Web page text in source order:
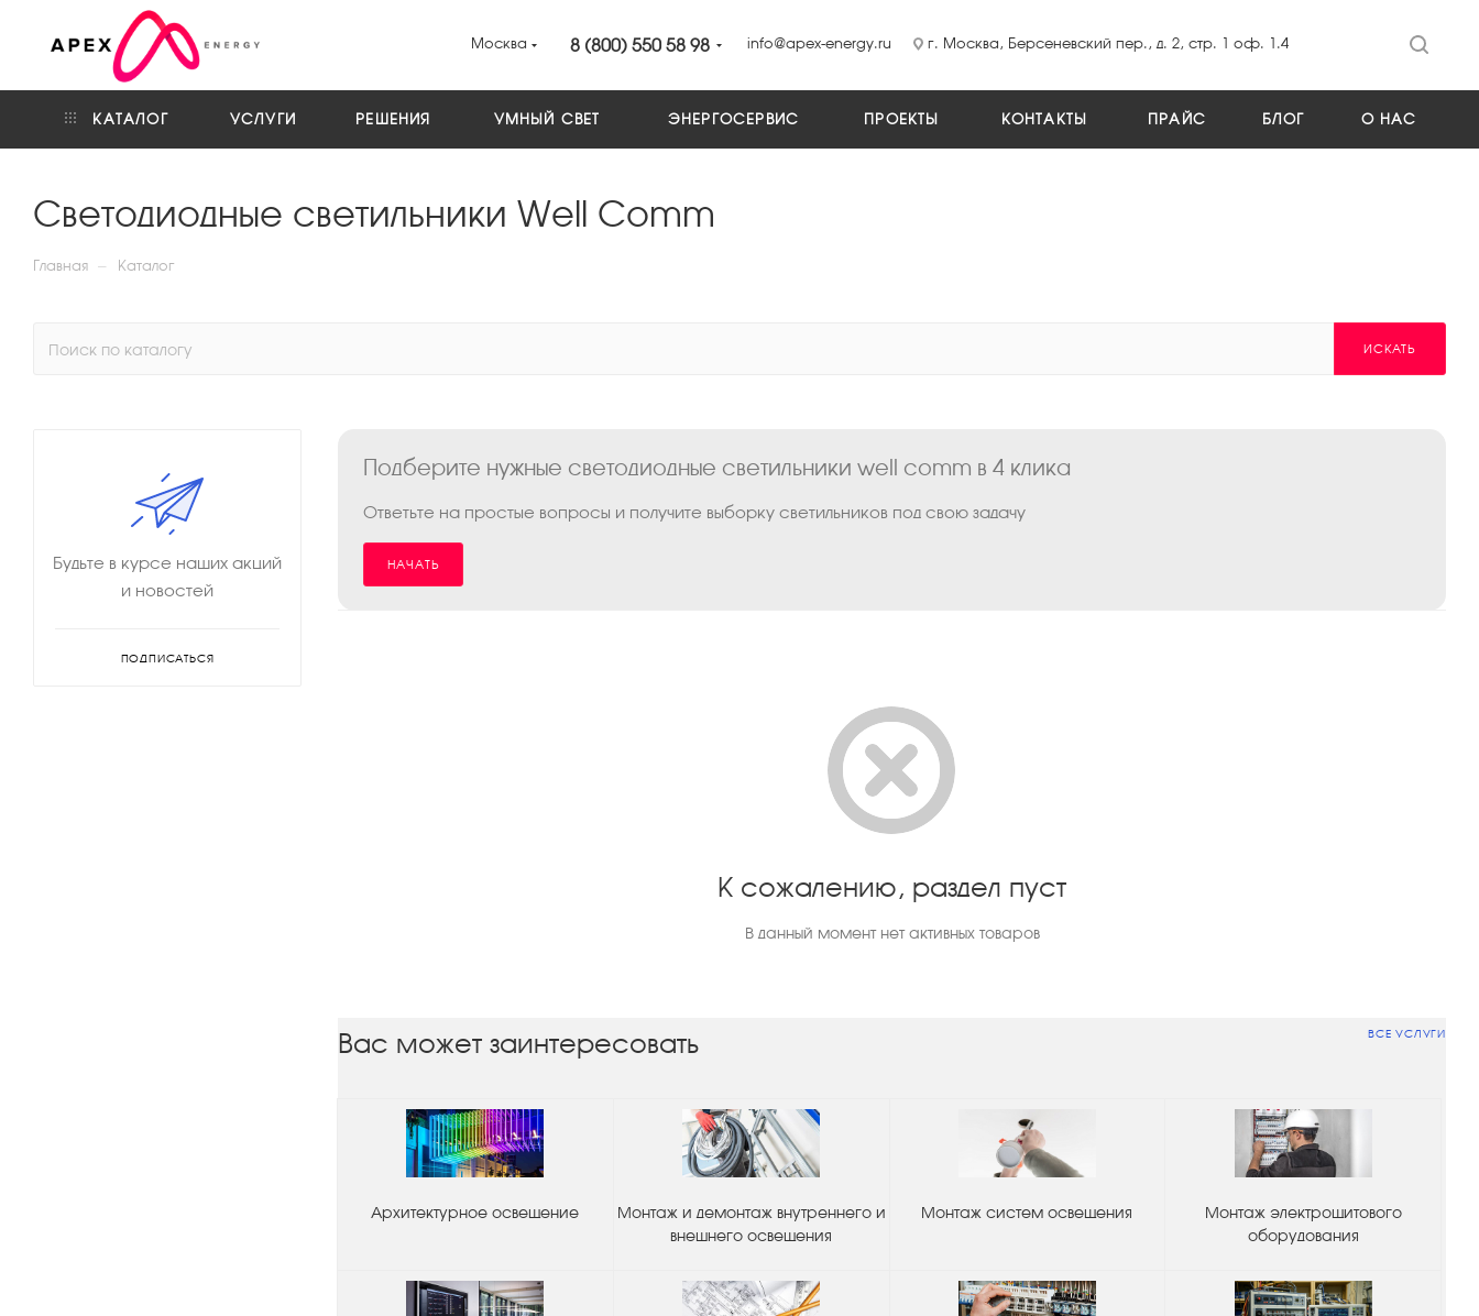
Москва 8 (800) 550 58 98 info@apex-energy.ru г. Москва, Берсеневский пер., д. 2, стр. 1 оф. 1.4
КАТАЛОГ УСЛУГИ РЕШЕНИЯ УМНЫЙ СВЕТ ЭНЕРГОСЕРВИС ПРОЕКТЫ КОНТАКТЫ ПРАЙС БЛОГ О НАС
Cветодиодные светильники Well Comm
Главная — Каталог
ИСКАТЬ
Подберите нужные cветодиодные светильники well comm в 4 клика
Ответьте на простые вопросы и получите выборку светильников под свою задачу
НАЧАТЬ
К сожалению, раздел пуст
В данный момент нет активных товаров
Вас может заинтересовать ВСЕ УСЛУГИ
Архитектурное освещение
Монтаж и демонтаж внутреннего и
внешнего освещения
Монтаж систем освещения
Монтаж электрощитового
оборудования
Будьте в курсе наших акций
и новостей
ПОДПИСАТЬСЯ